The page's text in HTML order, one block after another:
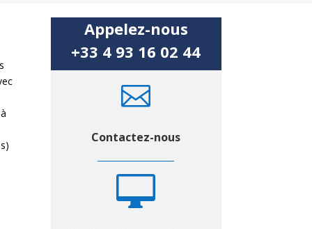
Appelez-nous
+33 4 93 16 02 44

Contactez-nous
